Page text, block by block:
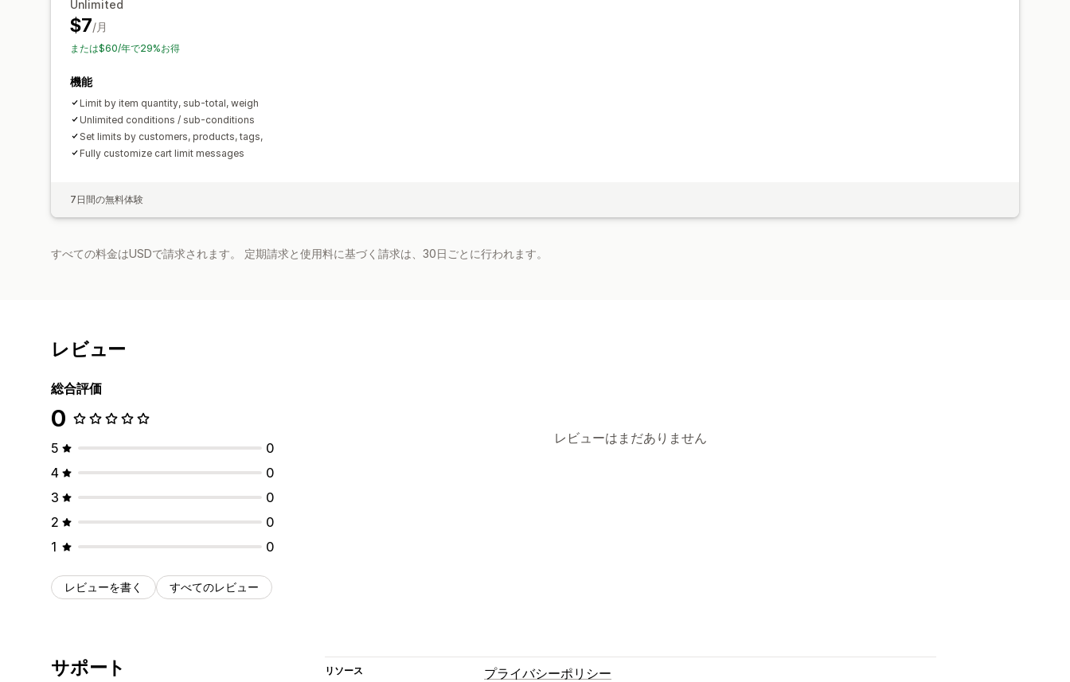
Unlimited
$7/月
または$60/年で29%お得
機能
Limit by item quantity, sub-total, weigh
Unlimited conditions / sub-conditions
Set limits by customers, products, tags,
Fully customize cart limit messages
7日間の無料体験
すべての料金はUSDで請求されます。 定期請求と使用料に基づく請求は、30日ごとに行われます。
レビュー
総合評価
0
5
0
4
0
3
0
2
0
1
0
レビューを書く すべてのレビュー
レビューはまだありません
サポート リソース
プライバシーポリシー